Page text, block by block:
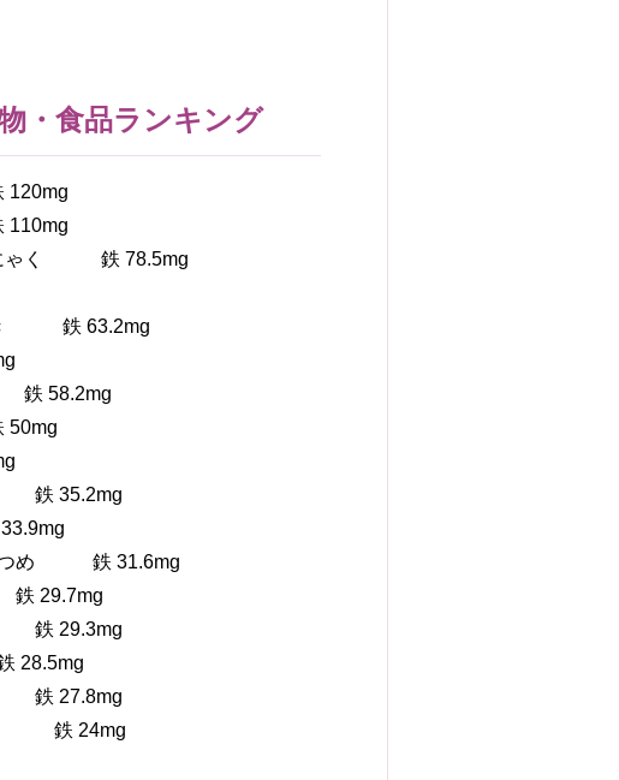
・食品ランキング
にゃく 鉄 78.5mg
き 鉄 63.2mg
鉄 58.2mg
鉄 35.2mg
つめ 鉄 31.6mg
29.7mg
鉄 29.3mg
28.5mg
鉄 27.8mg
鉄 24mg